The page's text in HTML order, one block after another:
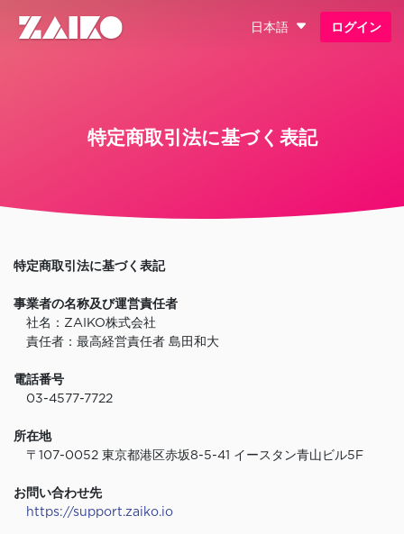
日本語 ログイン
特定商取引法に基づく表記
特定商取引法に基づく表記
事業者の名称及び運営責任者
社名：ZAIKO株式会社
責任者：最高経営責任者 島田和大
電話番号
03-4577-7722
所在地
〒107-0052 東京都港区赤坂8-5-41 イースタン青山ビル5F
お問い合わせ先
https://support.zaiko.io